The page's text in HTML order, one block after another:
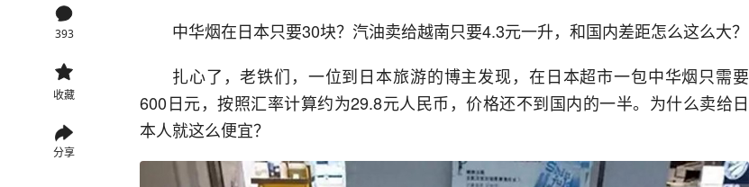
393
收藏
分享
中华烟在日本只要30块？汽油卖给越南只要4.3元一升，和国内差距怎么这么大？
扎心了，老铁们，一位到日本旅游的博主发现，在日本超市一包中华烟只需要
600日元，按照汇率计算约为29.8元人民币，价格还不到国内的一半。为什么卖给日
本人就这么便宜？